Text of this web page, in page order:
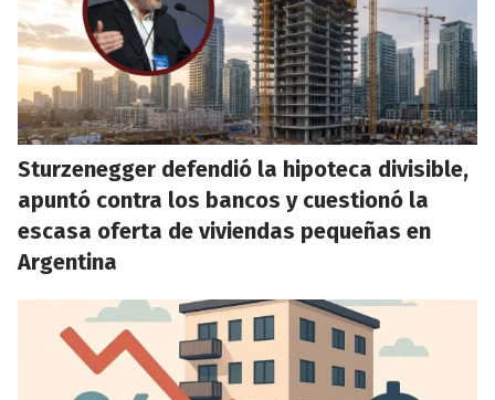
Sturzenegger defendió la hipoteca divisible,
apuntó contra los bancos y cuestionó la
escasa oferta de viviendas pequeñas en
Argentina